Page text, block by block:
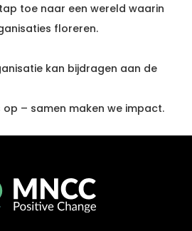
toe naar een wereld waarin
floreren.
kan bijdragen aan de
op – samen maken we impact.